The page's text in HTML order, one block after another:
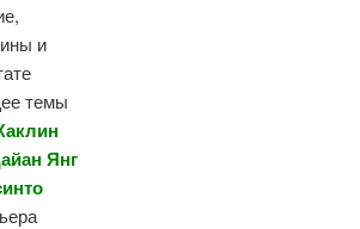
и
темы
Янг